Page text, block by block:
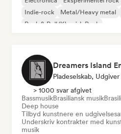
Indie-rock
Metal/Heavy metal
Rock & Roll/Klassisk Rock
Dreamers Island
Pladeselskab, Udgiver
> 1000 svar afgivet
BassmusikBrasiliansk musik
Deep house
Tilbyd kunstnere en
Underskriv kontrakter med
musik